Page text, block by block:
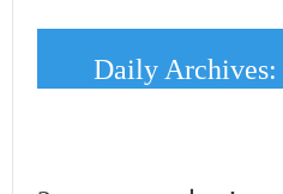
Daily Archives: